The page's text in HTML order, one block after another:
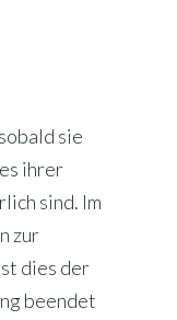
sie
ihrer
sind. Im
zur
dies der
beendet